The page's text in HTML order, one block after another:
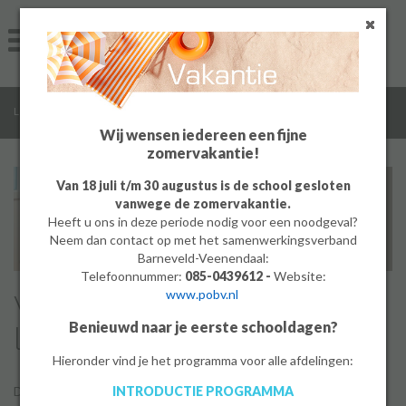
Wij wensen iedereen een fijne
zomervakantie!
Van 18 juli t/m 30 augustus is de school gesloten
vanwege de zomervakantie.
Heeft u ons in deze periode nodig voor een noodgeval?
Neem dan contact op met het samenwerkingsverband
Barneveld-Veenendaal:
Telefoonnummer: 085-0439612 - Website:
www.pobv.nl
Benieuwd naar je eerste schooldagen?
Hieronder vind je het programma voor alle afdelingen:
INTRODUCTIE PROGRAMMA
Algemeen
MBO
PrO
Leerlingen Leerlingenraad
Wat doet de
leerlingenraad?
De leerlingenraad van De Meerwaarde komt op voor de belangen